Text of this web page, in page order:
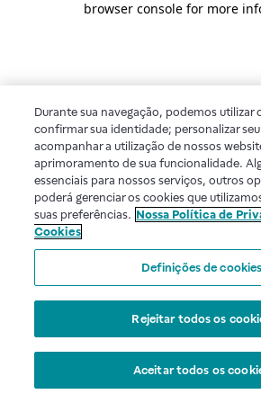
browser console for more
Durante sua navegação, podemos utilizar
confirmar sua identidade; personalizar
acompanhar a utilização de nossos
aprimoramento de sua funcionalidade.
essenciais para nossos serviços, outros
poderá gerenciar os cookies que
suas preferências. Nossa Política de
Cookies
Definições de cookies
Rejeitar todos os
Aceitar todos os